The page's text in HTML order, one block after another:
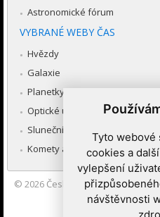
Tyto webové
cookies a
vylepšení
návštěvnosti
Astronomické fórum
VYBRANÉ WEBY ČAS
Hvězdy
Galaxie
Planetky
Optické úkazy v atmosféře
Sluneční soustava
Komety a meteory
© 2026 Česká astronomická
Brno spolupracuje